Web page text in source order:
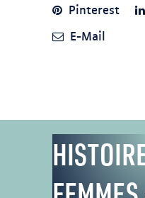
Pinterest
E-Mail